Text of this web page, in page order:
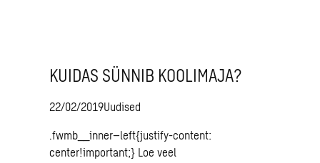
KUIDAS SÜNNIB KOOLIMAJA?
22/02/2019Uudised
.fwmb__inner–left{justify-content:
center!important;} Loe veel